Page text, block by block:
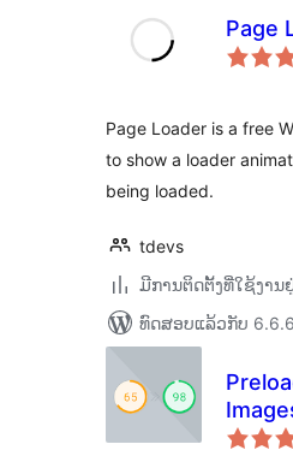
Page
Page Loader is a free
to show a loader
being loaded.
tdevs
ມີການຕິດຕັ້ງທີ່ໃຊ້ງານ
ທົດສອບແລ້ວກັບ 6.6.6